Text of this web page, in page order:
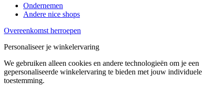
Ondernemen
Andere nice shops
Overeenkomst herroepen
Personaliseer je winkelervaring
We gebruiken alleen cookies en andere technologieën om je een
gepersonaliseerde winkelervaring te bieden met jouw individuele
toestemming.